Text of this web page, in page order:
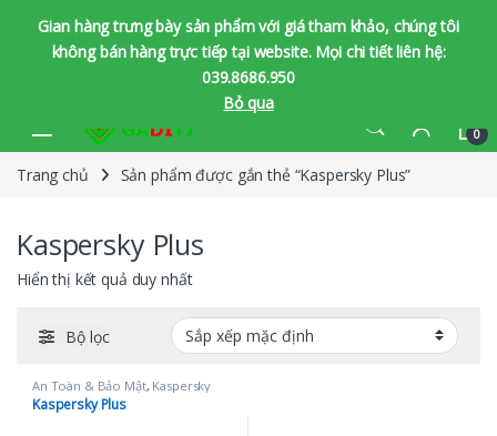
Gian hàng trưng bày sản phẩm với giá tham khảo, chúng tôi
không bán hàng trực tiếp tại website. Mọi chi tiết liên hệ:
039.8686.950
Bỏ qua
0
Trang chủ Sản phẩm được gắn thẻ “Kaspersky Plus”
Kaspersky Plus
Hiển thị kết quả duy nhất
Bộ lọc
An Toàn & Bảo Mật, Kaspersky
Kaspersky Plus